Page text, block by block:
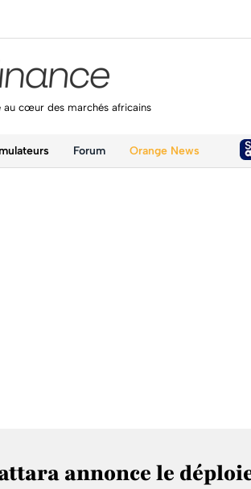
au cœur des marchés africains
Forum Orange News
annonce le